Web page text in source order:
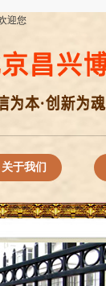
迎您
关于我们